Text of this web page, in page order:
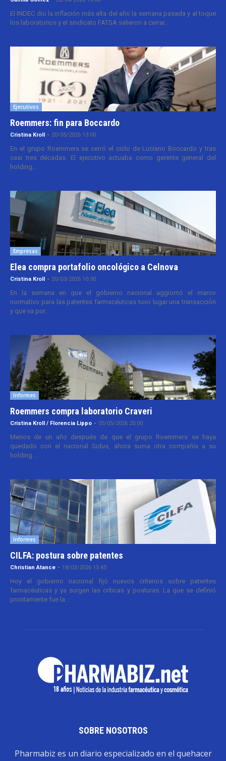
El INDEC dio la inflación más alta del año la semana pasada y al toque
los laboratorios y el sindicato FATSA salieron a cerrar...
Ejecutivos
Roemmers: fin para Boccardo
Cristina Kroll - 20/05/2026 13:00
En el grupo Roemmers se cerró el ciclo de Luciano Boccardo y tras
casi tres décadas. El ejecutivo actuaba como gerente general del
holding...
Empresas
Elea compra portafolio oncológico a Celnova
Cristina Kroll - 20/03/2026 10:30
En la semana en que el gobierno nacional aggiornó el marco
normativo para las patentes farmacéuticas tuvo lugar una transacción
y que va por...
Informes
Roemmers compra laboratorio Craveri
Cristina Kroll / Florencia Lippo - 05/05/2026 20:00
Menos de un año después de que el grupo Roemmers se haya
quedado con el nacional Sidus, ahora suma otra compañía a su
holding....
Informes
CILFA: postura sobre patentes
Christian Atance - 18/03/2026 15:45
Hoy el gobierno nacional fijó nuevos criterios sobre patentes
farmacéuticas y ya surgen las críticas y posturas. La que se definió
prontamente fue la...
SOBRE NOSOTROS
Pharmabiz es un diario especializado en el quehacer